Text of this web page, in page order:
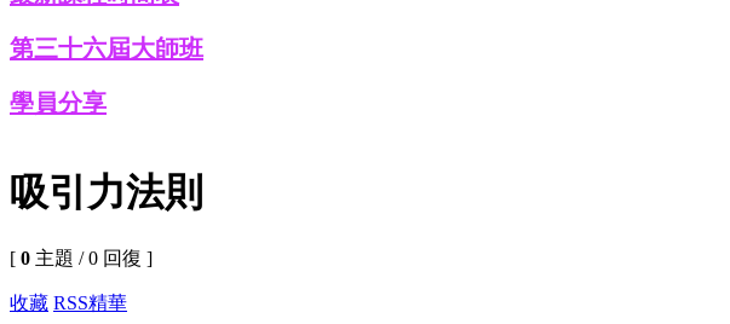
第三十六屆大師班
學員分享
吸引力法則
[ 0 主題 / 0 回復 ]
收藏 RSS精華